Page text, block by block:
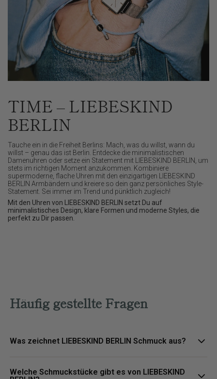
TIME – LIEBESKIND
BERLIN
Tauche ein in die Freiheit Berlins: Mach, was du willst, wann du
willst – genau das ist Berlin. Entdecke die minimalistischen
Damenuhren oder setze ein Statement mit LIEBESKIND BERLIN, um
stets im richtigen Moment anzukommen. Kombiniere
supermoderne, flache Uhren mit den einzigartigen LIEBESKIND
BERLIN Armbändern und kreiere so dein ganz persönliches Style-
Statement. Sei immer im Trend und pünktlich zugleich!
Mit den Uhren von LIEBESKIND BERLIN setzt Du auf
minimalistisches Design, klare Formen und moderne Styles, die
perfekt zu Dir passen.
Häufig gestellte Fragen
Was zeichnet LIEBESKIND BERLIN Schmuck aus?
Formen und vielseitige Styles, die moderne Outfits stilvoll
Welche Schmuckstücke gibt es von LIEBESKIND